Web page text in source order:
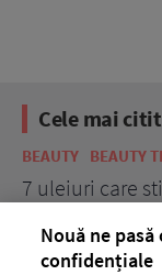
Cele mai
BEAUTY BEAUTY
7 uleiuri care
Nouă ne
confidențiale